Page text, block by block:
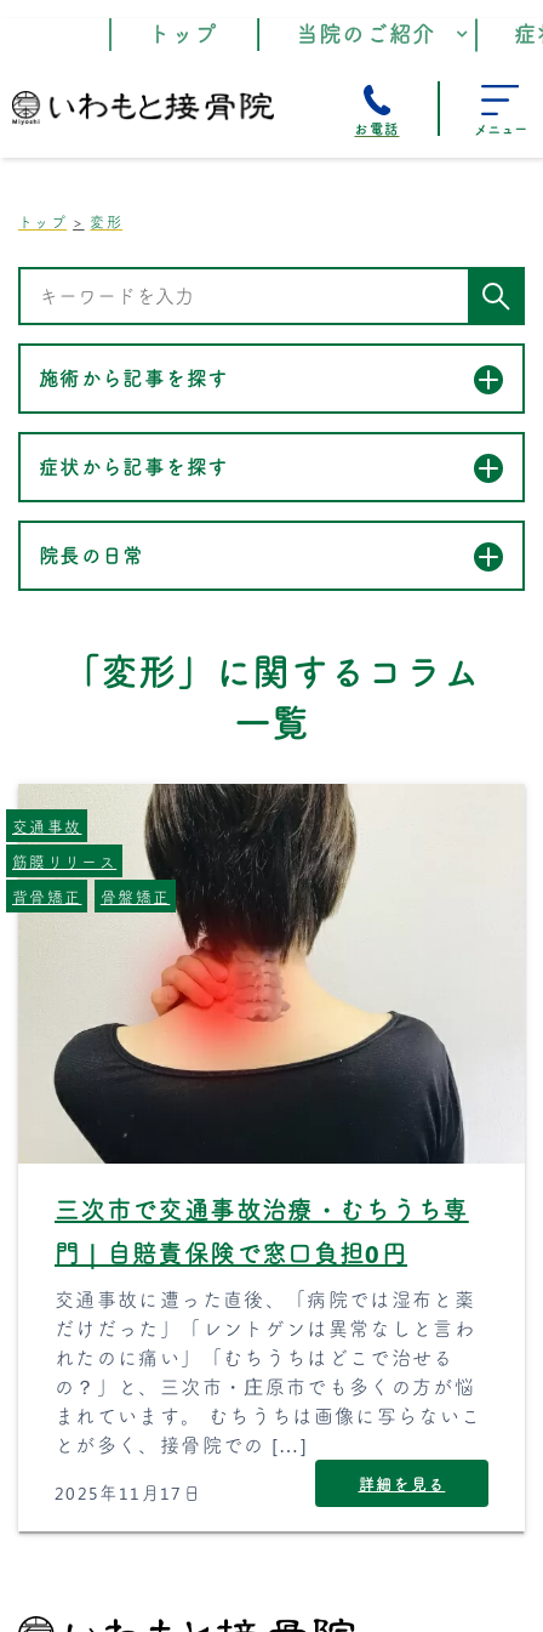
トップ 当院のご紹介
お電話 メニュー
トップ 変形
施術から記事を探す
症状から記事を探す
院長の日常
「変形」に関するコラム
一覧
三次市で交通事故治療・むちうち専
門｜自賠責保険で窓口負担0円
交通事故に遭った直後、「病院では湿布と薬
だけだった」「レントゲンは異常なしと言わ
れたのに痛い」「むちうちはどこで治せる
の？」と、三次市・庄原市でも多くの方が悩
まれています。 むちうちは画像に写らないこ
とが多く、接骨院での […]
2025年11月17日 詳細を見る
交通事故
筋膜リリース
背骨矯正
骨盤矯正